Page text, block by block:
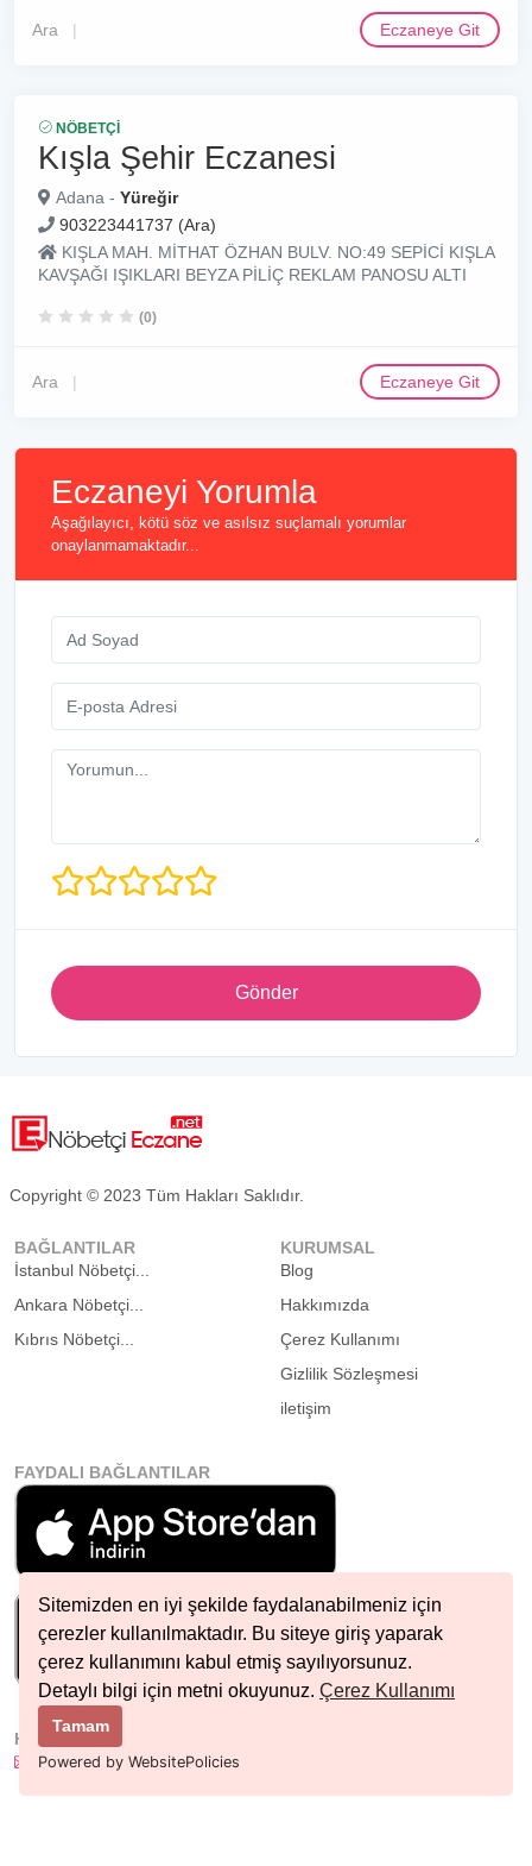
Sitemizden en iyi şekilde faydalanabilmeniz için
çerezler kullanılmaktadır. Bu siteye giriş yaparak
çerez kullanımını kabul etmiş sayılıyorsunuz.
Detaylı bilgi için metni okuyunuz. Çerez Kullanımı
Tamam
Powered by WebsitePolicies
Ara Eczaneye Git
NÖBETÇI
Kışla Şehir Eczanesi
Adana - Yüreğir
903223441737 (Ara)
KIŞLA MAH. MİTHAT ÖZHAN BULV. NO:49 SEPİCİ KIŞLA
KAVŞAĞI IŞIKLARI BEYZA PİLİÇ REKLAM PANOSU ALTI
(0)
Ara Eczaneye Git
Eczaneyi Yorumla
Aşağılayıcı, kötü söz ve asılsız suçlamalı yorumlar
onaylanmamaktadır...
Gönder
Copyright © 2023 Tüm Hakları Saklıdır.
BAĞLANTILAR
İstanbul Nöbetçi...
Ankara Nöbetçi...
Kıbrıs Nöbetçi...
KURUMSAL
Blog
Hakkımızda
Çerez Kullanımı
Gizlilik Sözleşmesi
iletişim
FAYDALI BAĞLANTILAR
HIZLI İLETIŞIM
info@nobetcieczane.net